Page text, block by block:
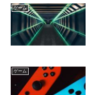
ゲーム
ゲーム